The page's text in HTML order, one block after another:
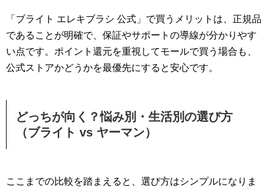
「ブライト エレキブラシ 公式」で買うメリットは、正規品
であることが明確で、保証やサポートの導線が分かりやす
い点です。ポイント還元を重視してモールで買う場合も、
公式ストアかどうかを最優先にすると安心です。
どっちが向く？悩み別・生活別の選び方
（ブライト vs ヤーマン）
ここまでの比較を踏まえると、選び方はシンプルになりま